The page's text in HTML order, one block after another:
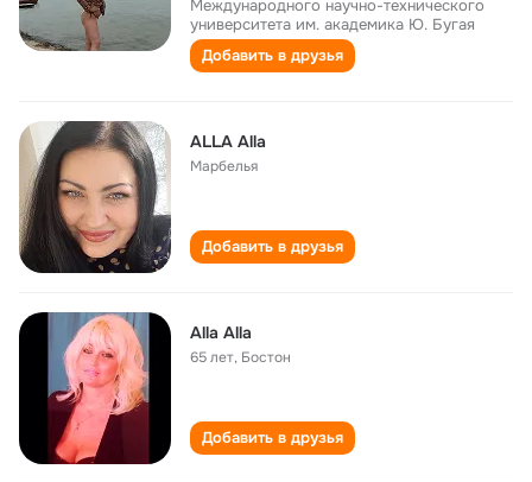
Международного научно-технического
университета им. академика Ю. Бугая
Добавить в друзья
ALLA Alla
Марбелья
Добавить в друзья
Alla Alla
65 лет, Бостон
Добавить в друзья